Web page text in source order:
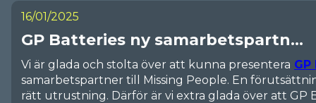
16/01/2025
GP Batteries ny samarbetspartn...
Vi är glada och stolta över att kunna presentera
samarbetspartner till Missing People. En
rätt utrustning. Därför är vi extra glada över att GP